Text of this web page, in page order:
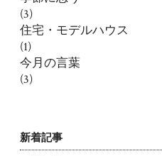
(3)
住宅・モデルハウス
(1)
今月の言葉
(3)
新着記事